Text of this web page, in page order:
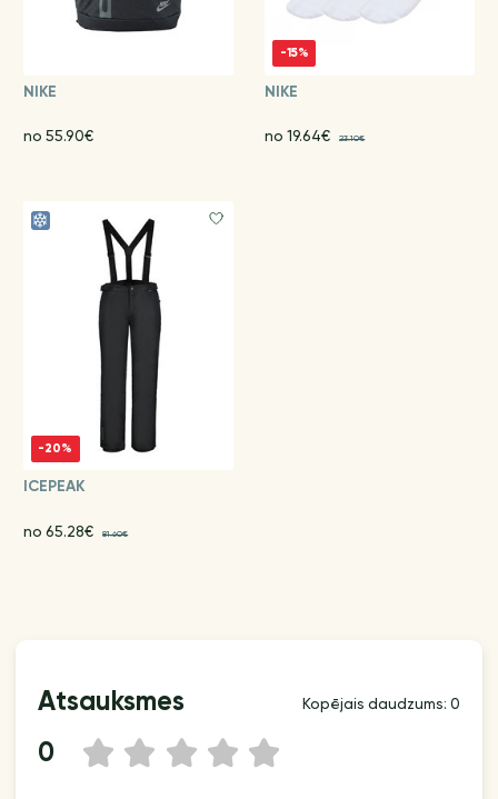
NIKE
no 55.90€
-15%
NIKE
no 19.64€ 23.10€
-20%
ICEPEAK
no 65.28€ 81.60€
Atsauksmes Kopējais daudzums: 0
0 5
4
3
2
1